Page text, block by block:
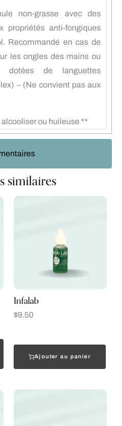
non-grasse avec des
propriétés anti-fongiques
Recommandé en cas de
les ongles des mains ou
dotées de languettes
– (Ne convient pas aux
ou huileuse **
similaires
Infalab
$9.50
Ajouter au panier